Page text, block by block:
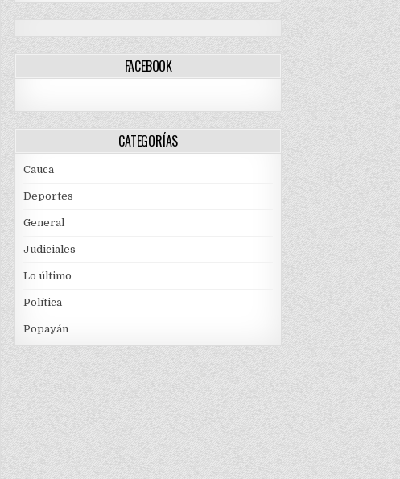
FACEBOOK
CATEGORÍAS
Cauca
Deportes
General
Judiciales
Lo último
Política
Popayán